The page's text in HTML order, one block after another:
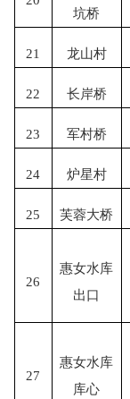
坑桥
21 龙山村
22 长岸桥
23 军村桥
24 炉星村
25 芙蓉大桥
26
惠女水库
出口
27
惠女水库
库心